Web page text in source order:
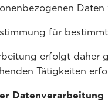
für
erfolgt daher
Tätigkeiten
Datenverarbeitung